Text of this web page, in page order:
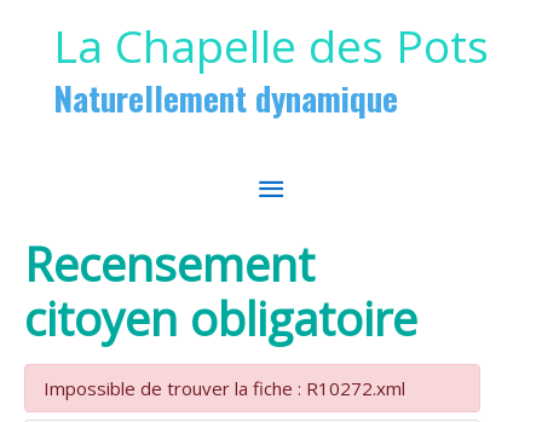
La Chapelle des Pots
Naturellement dynamique
MENU
PRINCIPAL
Recensement
citoyen obligatoire
Impossible de trouver la fiche : R10272.xml